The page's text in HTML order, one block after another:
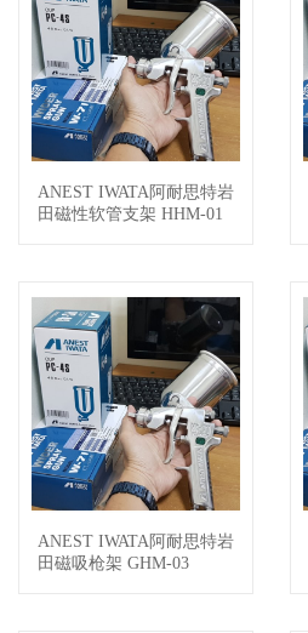
查看详情
ANEST IWATA阿耐思特岩
田磁性软管支架 HHM-01
查看详情
ANEST IWATA阿耐思特岩
田磁吸枪架 GHM-03